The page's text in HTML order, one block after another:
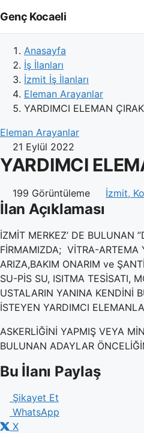
Genç Kocaeli
Anasayfa
İş İlanları
İzmit İş İlanları
Eleman Arayanlar
YARDIMCI ELEMAN ÇIRAK
Eleman Arayanlar
21 Eylül 2022
YARDIMCI
199 Görüntüleme İzmit,
İlan Açıklaması
İZMİT MERKEZ’ DE BULUNAN
FİRMAMIZDA; VİTRA-ARTEMA
ARIZA,BAKIM ONARIM ve
SU-PİS SU, ISITMA TESİSATI,
USTALARIN YANINA KENDİNİ
İSTEYEN YARDIMCI
ASKERLİĞİNİ YAPMIŞ VEYA
BULUNAN ADAYLAR
Bu İlanı Paylaş
Şikayet Et
WhatsApp
X